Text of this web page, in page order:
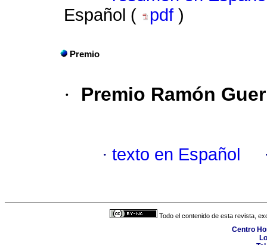
Español (
pdf )
Premio
· Premio Ramón
· texto en Español
Todo el contenido de esta revista,
Centro